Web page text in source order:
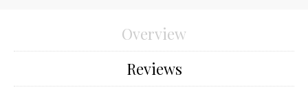
Overview
Reviews